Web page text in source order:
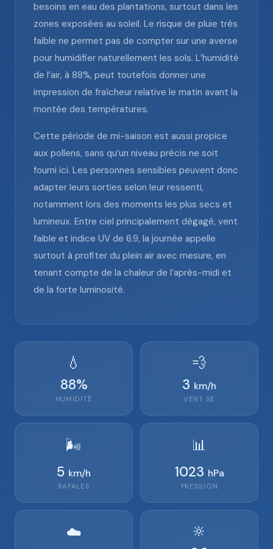
besoins en eau des plantations, surtout dans les
zones exposées au soleil. Le risque de pluie très
faible ne permet pas de compter sur une averse
pour humidifier naturellement les sols. L’humidité
de l’air, à 88%, peut toutefois donner une
impression de fraîcheur relative le matin avant la
montée des températures.
Cette période de mi-saison est aussi propice
aux pollens, sans qu’un niveau précis ne soit
fourni ici. Les personnes sensibles peuvent donc
adapter leurs sorties selon leur ressenti,
notamment lors des moments les plus secs et
lumineux. Entre ciel principalement dégagé, vent
faible et indice UV de 6.9, la journée appelle
surtout à profiter du plein air avec mesure, en
tenant compte de la chaleur de l’après-midi et
de la forte luminosité.
💧
88%
HUMIDITÉ
💨
3 km/h
VENT SE
🌬️
5 km/h
RAFALES
📊
1023 hPa
PRESSION
☁️ 🔆